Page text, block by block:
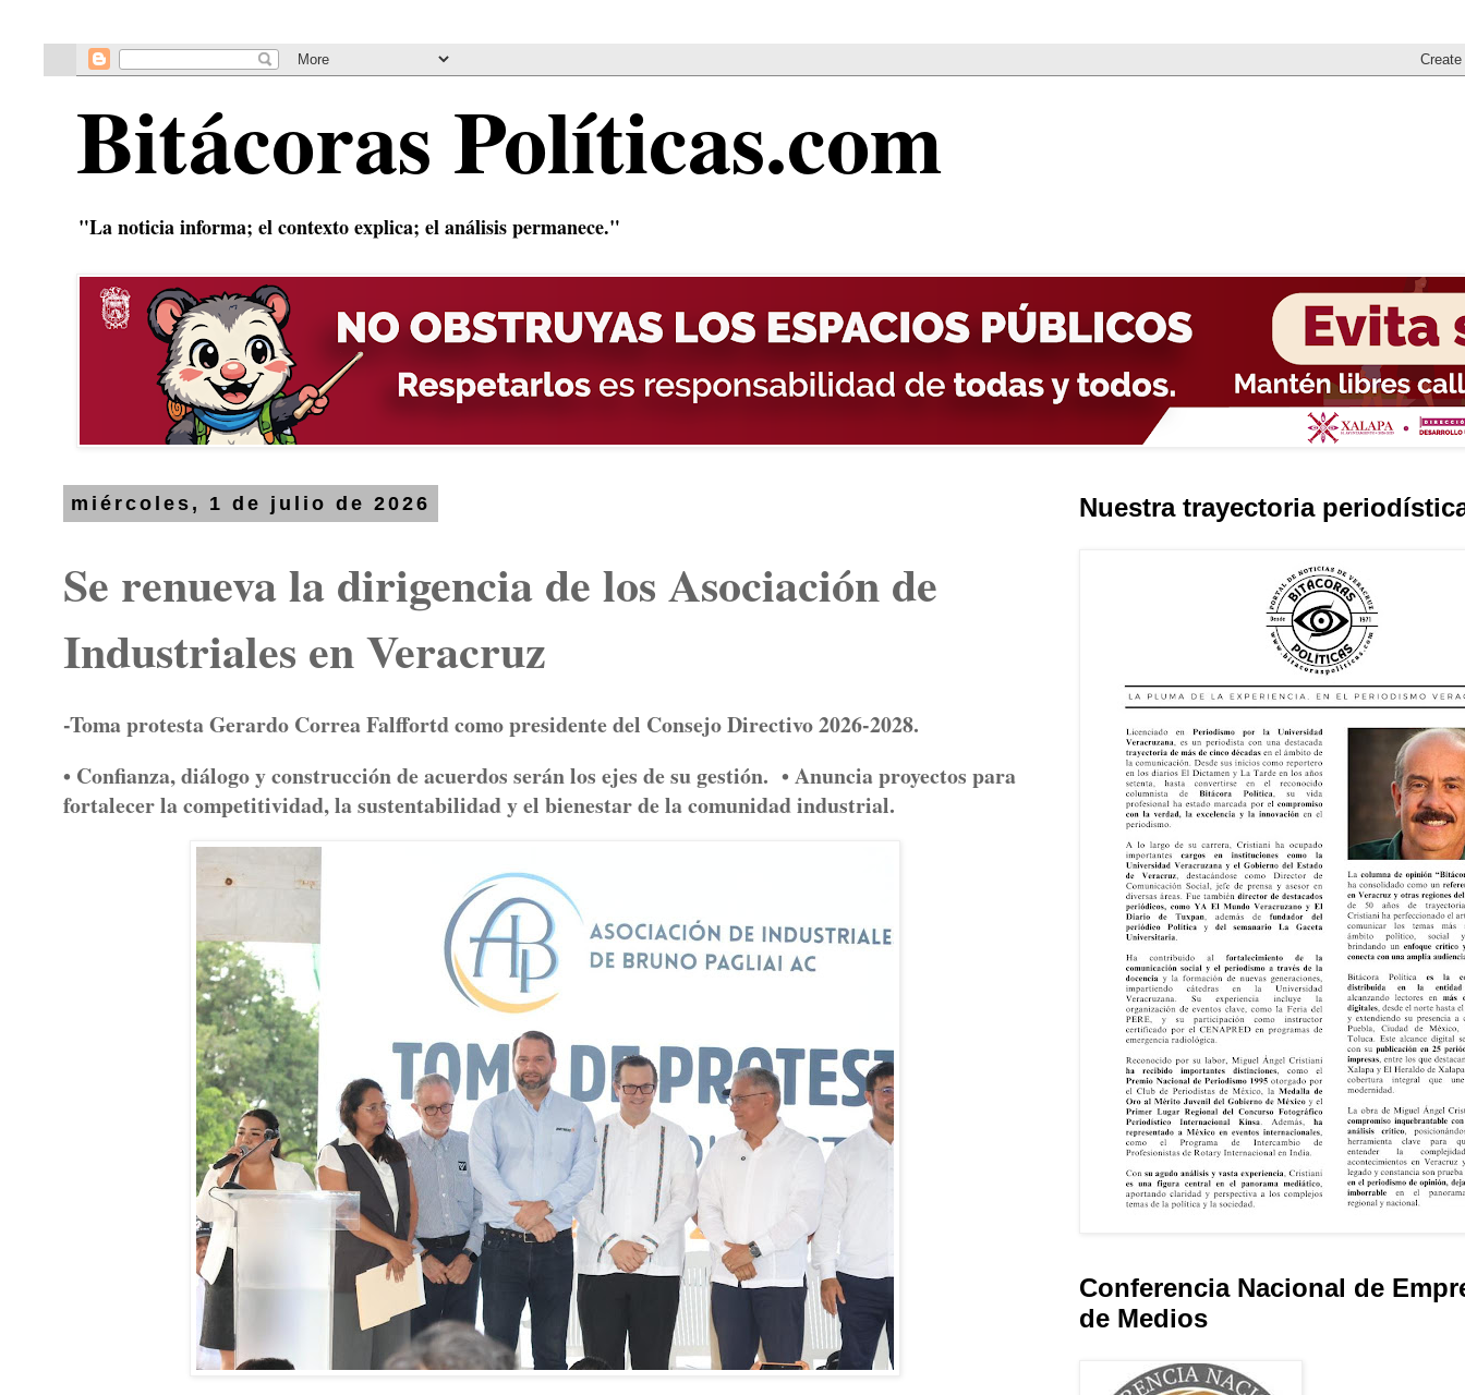
Bitácoras Políticas.com
"La noticia informa; el contexto explica; el análisis permanece."
miércoles, 1 de julio de 2026
Se renueva la dirigencia de los Asociación de
Industriales en Veracruz
-Toma protesta Gerardo Correa Falffortd como presidente del Consejo Directivo 2026-2028.
• Confianza, diálogo y construcción de acuerdos serán los ejes de su gestión. • Anuncia proyectos para
fortalecer la competitividad, la sustentabilidad y el bienestar de la comunidad industrial.
Nuestra trayectoria
Conferencia Nacional de
de Medios